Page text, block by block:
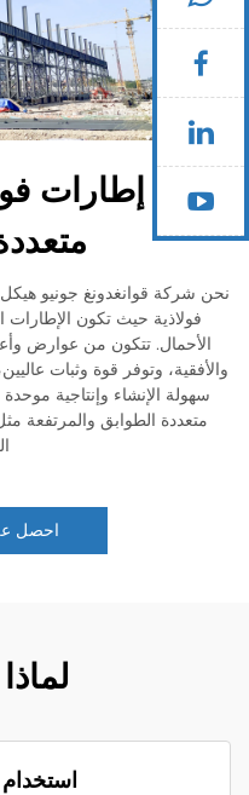
بناء إطارات
نحن شركة قوانغدونغ جونيو هيكل
فولاذية حيث تكون الإطارات
الأحمال. تتكون من عوارض
والأفقية، وتوفر قوة وثبات
سهولة الإنشاء وإنتاجية
متعددة الطوابق والمرتفعة
احصل